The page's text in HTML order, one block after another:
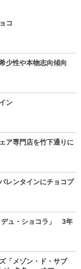
コ
少性や本物志向傾向
ン
ア専門店を竹下通りに
レンタインにチョコプ
デュ・ショコラ」 3年
「メゾン・ド・サブ